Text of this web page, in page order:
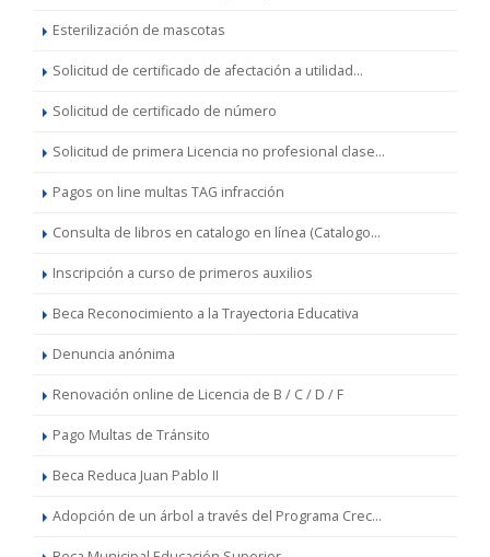
Esterilización de mascotas
Solicitud de certificado de afectación a utilidad...
Solicitud de certificado de número
Solicitud de primera Licencia no profesional clase...
Pagos on line multas TAG infracción
Consulta de libros en catalogo en línea (Catalogo...
Inscripción a curso de primeros auxilios
Beca Reconocimiento a la Trayectoria Educativa
Denuncia anónima
Renovación online de Licencia de B / C / D / F
Pago Multas de Tránsito
Beca Reduca Juan Pablo II
Adopción de un árbol a través del Programa Crec...